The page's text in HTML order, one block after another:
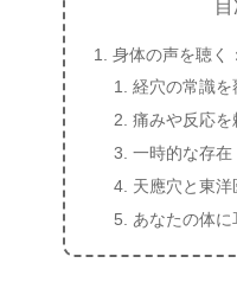
身体の声を聴く
経穴の常識を
痛みや反応
一時的な存
天應穴と東洋
あなたの体に